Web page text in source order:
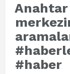
Anahtar
#haber